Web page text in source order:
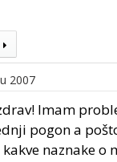
2007
Imam
pogon a
naznake o